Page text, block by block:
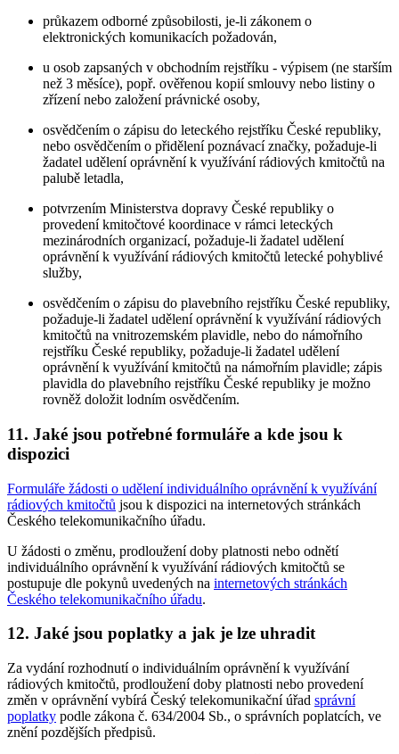
průkazem odborné způsobilosti, je-li zákonem o
elektronických komunikacích požadován,
u osob zapsaných v obchodním rejstříku - výpisem (ne starším
než 3 měsíce), popř. ověřenou kopií smlouvy nebo listiny o
zřízení nebo založení právnické osoby,
osvědčením o zápisu do leteckého rejstříku České republiky,
nebo osvědčením o přidělení poznávací značky, požaduje-li
žadatel udělení oprávnění k využívání rádiových kmitočtů na
palubě letadla,
potvrzením Ministerstva dopravy České republiky o
provedení kmitočtové koordinace v rámci leteckých
mezinárodních organizací, požaduje-li žadatel udělení
oprávnění k využívání rádiových kmitočtů letecké pohyblivé
služby,
osvědčením o zápisu do plavebního rejstříku České republiky,
požaduje-li žadatel udělení oprávnění k využívání rádiových
kmitočtů na vnitrozemském plavidle, nebo do námořního
rejstříku České republiky, požaduje-li žadatel udělení
oprávnění k využívání kmitočtů na námořním plavidle; zápis
plavidla do plavebního rejstříku České republiky je možno
rovněž doložit lodním osvědčením.
11. Jaké jsou potřebné formuláře a kde jsou k
dispozici
Formuláře žádosti o udělení individuálního oprávnění k využívání
rádiových kmitočtů jsou k dispozici na internetových stránkách
Českého telekomunikačního úřadu.
U žádosti o změnu, prodloužení doby platnosti nebo odnětí
individuálního oprávnění k využívání rádiových kmitočtů se
postupuje dle pokynů uvedených na internetových stránkách
Českého telekomunikačního úřadu.
12. Jaké jsou poplatky a jak je lze uhradit
Za vydání rozhodnutí o individuálním oprávnění k využívání
rádiových kmitočtů, prodloužení doby platnosti nebo provedení
změn v oprávnění vybírá Český telekomunikační úřad správní
poplatky podle zákona č. 634/2004 Sb., o správních poplatcích, ve
znění pozdějších předpisů.